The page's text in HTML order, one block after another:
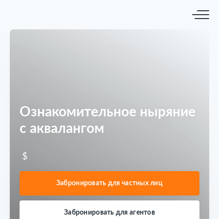
Ознакомительное ныряние
с аквалангом
$
Забронировать для частных лиц
Забронировать для агентов